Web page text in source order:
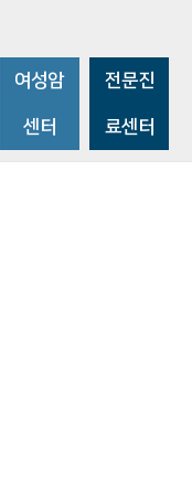
여성암
센터
전문진
료센터